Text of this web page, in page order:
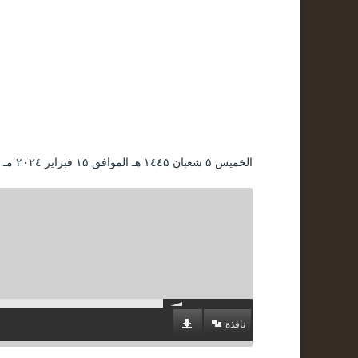
الخميس ۵ شعبان ۱٤٤۵ هـ الموافق ۱۵ فبراير ۲۰۲٤ مـ |
نافذة